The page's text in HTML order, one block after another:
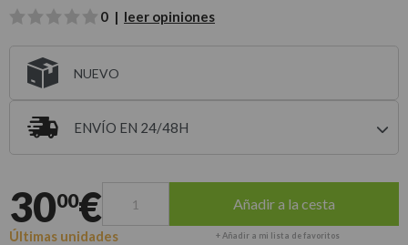
0 | leer opiniones
NUEVO
ENVÍO EN 24/48H
3000€ Añadir a la cesta
Últimas unidades + Añadir a mi lista de favoritos